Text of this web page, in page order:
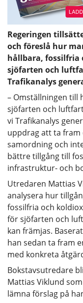
Regeringen
och föreslå hur
hållbara, fossilfria
sjöfarten och
Trafikanalys
– Omställningen till
sjöfarten och
vi Trafikanalys
uppdrag att ta fram
samordning och
bättre tillgång till
infrastruktur- och
Utredaren Mattias
analysera hur
fossilfria och
för sjöfarten och
kan främjas.
han sedan ta fram
med konkreta
Bokstavsutredare
Mattias Viklund
lämna förslag på